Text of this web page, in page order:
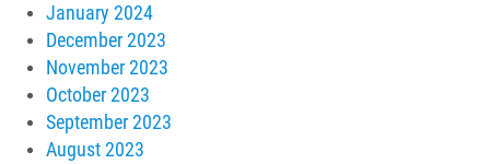
January 2024
December 2023
November 2023
October 2023
September 2023
August 2023